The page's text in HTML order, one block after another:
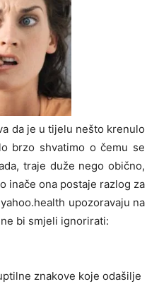
da je u tijelu nešto krenulo
brzo shvatimo o čemu se
traje duže nego obično,
inače ona postaje razlog za
upozoravaju na
bi smjeli ignorirati:
znakove koje odašilje